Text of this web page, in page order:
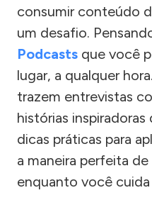
consumir conteúdo
um desafio.
Podcasts que você
lugar, a qualquer
trazem entrevistas
histórias
dicas práticas para
a maneira perfeita
enquanto você cuida